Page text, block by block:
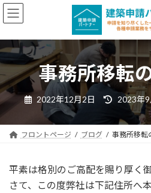
コ
ン
ン
ツ
へ
ス
キ
ッ
ナ
ビ
ー
シ
ョ
ン
に
移
事務所移転
2022年12月2日
最
終
新
日
時
2023年
フロントページ ブログ 事務所移転
平素は格別のご高配を賜り厚く
さて、この度弊社は下記住所へ